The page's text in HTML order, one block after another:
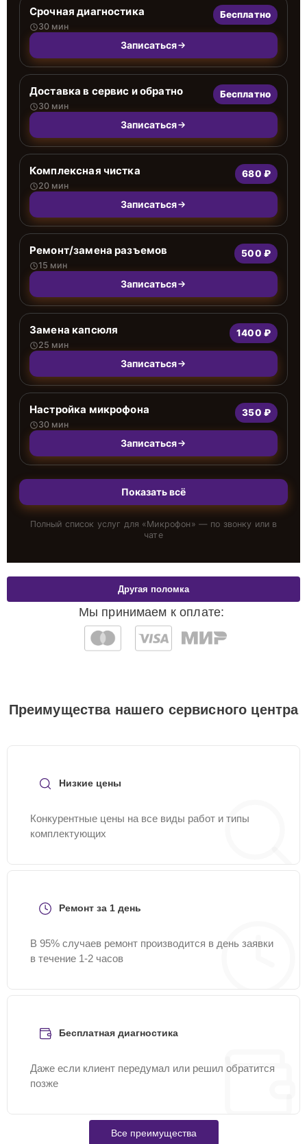
Срочная диагностика
30 мин
Бесплатно
Записаться
Доставка в сервис и обратно
30 мин
Бесплатно
Записаться
Комплексная чистка
20 мин
680 ₽
Записаться
Ремонт/замена разъемов
15 мин
500 ₽
Записаться
Замена капсюля
25 мин
1400 ₽
Записаться
Настройка микрофона
30 мин
350 ₽
Записаться
Показать всё
Полный список услуг для «Микрофон» — по звонку или в
чате
Мы принимаем к оплате:
Другая поломка
Преимущества нашего сервисного центра
Низкие цены
Конкурентные цены на все виды работ и типы
комплектующих
Ремонт за 1 день
В 95% случаев ремонт производится в день заявки
в течение 1-2 часов
Бесплатная диагностика
Даже если клиент передумал или решил обратится
позже
Все преимущества